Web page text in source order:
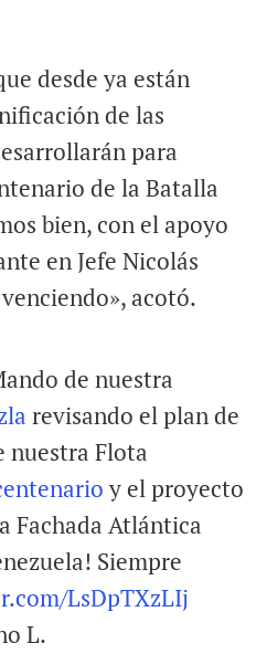
desde ya están
de las
para
de la Batalla
bien, con el apoyo
en Jefe Nicolás
acotó.
de nuestra
revisando el plan de
nuestra Flota
y el proyecto
Fachada Atlántica
Siempre
LsDpTXzLIj
L.